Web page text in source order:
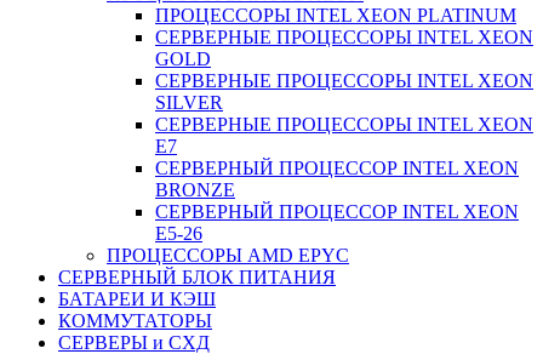
ПРОЦЕССОРЫ INTEL XEON PLATINUM
СЕРВЕРНЫЕ ПРОЦЕССОРЫ INTEL XEON
GOLD
СЕРВЕРНЫЕ ПРОЦЕССОРЫ INTEL XEON
SILVER
СЕРВЕРНЫЕ ПРОЦЕССОРЫ INTEL XEON
Е7
СЕРВЕРНЫЙ ПРОЦЕССОР INTEL XEON
BRONZE
СЕРВЕРНЫЙ ПРОЦЕССОР INTEL XEON
Е5-26
ПРОЦЕССОРЫ AMD EPYC
СЕРВЕРНЫЙ БЛОК ПИТАНИЯ
БАТАРЕИ И КЭШ
КОММУТАТОРЫ
СЕРВЕРЫ и СХД